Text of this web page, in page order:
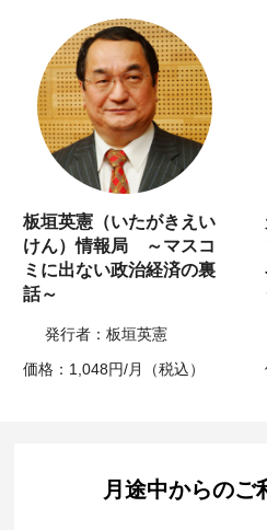
板垣英憲（いたがきえい
けん）情報局 ～マスコ
ミに出ない政治経済の裏
話～
発行者：板垣英憲
価格：1,048円/月（税込）
月途中からのご